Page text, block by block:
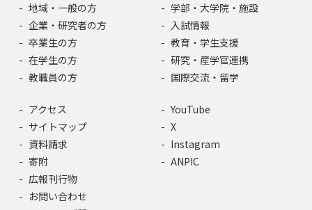
地域・一般の方
企業・研究者の方
卒業生の方
在学生の方
教職員の方
学部・大学院・施設
入試情報
教育・学生支援
研究・産学官連携
国際交流・留学
アクセス
サイトマップ
資料請求
寄附
広報刊行物
お問い合わせ
YouTube
X
Instagram
ANPIC